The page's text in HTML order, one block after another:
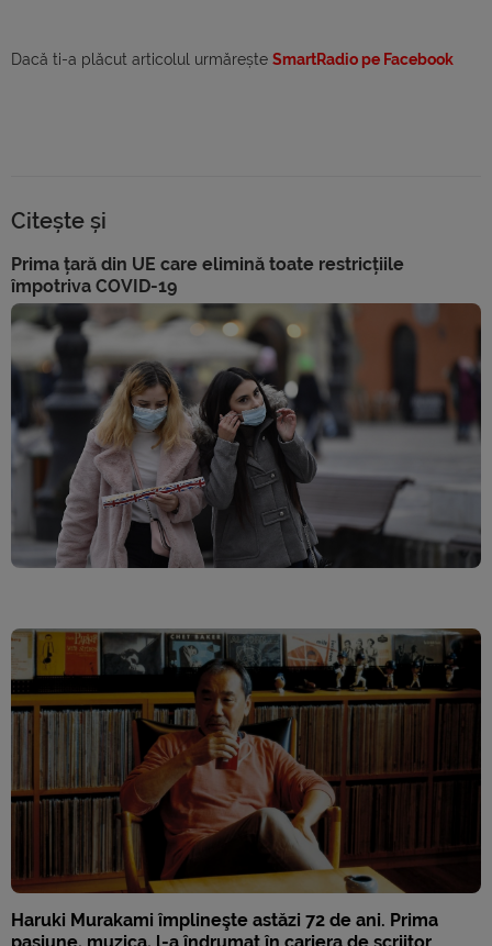
Dacă ti-a plăcut articolul urmărește SmartRadio pe Facebook
Citește și
Prima țară din UE care elimină toate restricțiile
împotriva COVID-19
Haruki Murakami împlineşte astăzi 72 de ani. Prima
pasiune, muzica, l-a îndrumat în cariera de scriitor